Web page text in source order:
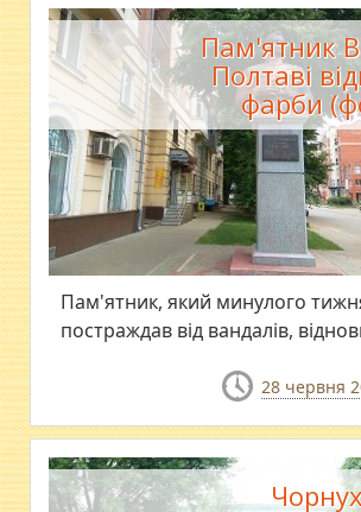
Пам'ятник
Полтаві
фарби
Пам'ятник, який минулого
постраждав від вандалів,
28 червня